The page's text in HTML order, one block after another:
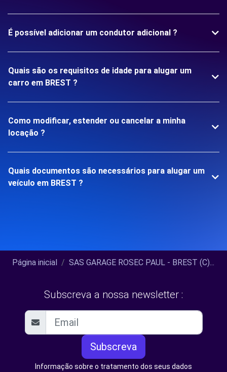
É possível adicionar um condutor adicional ?
Quais são os requisitos de idade para alugar um
carro em BREST ?
Como modificar, estender ou cancelar a minha
locação ?
Quais documentos são necessários para alugar um
veículo em BREST ?
Página inicial SAS GARAGE ROSEC PAUL - BREST (C)...
Subscreva a nossa newsletter :
Subscreva
Informação sobre o tratamento dos seus dados